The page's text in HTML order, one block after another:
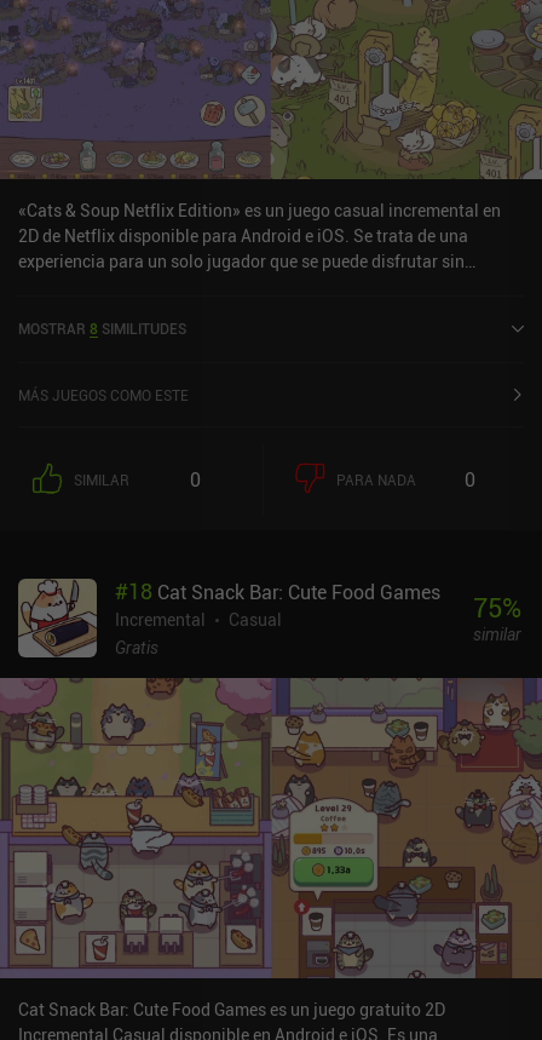
«Cats & Soup Netflix Edition» es un juego casual incremental en
2D de Netflix disponible para Android e iOS. Se trata de una
experiencia para un solo jugador que se puede disfrutar sin
sobre 5,0 en Google Play y de 3,3 sobre 5,0 en la App Store de iOS.
MOSTRAR 8 SIMILITUDES
MÁS JUEGOS COMO ESTE
SIMILAR 0 PARA NADA 0
#18 Cat Snack Bar: Cute Food Games
Incremental
Casual
Gratis
75%
similar
Cat Snack Bar: Cute Food Games es un juego gratuito 2D
Incremental Casual disponible en Android e iOS. Es una